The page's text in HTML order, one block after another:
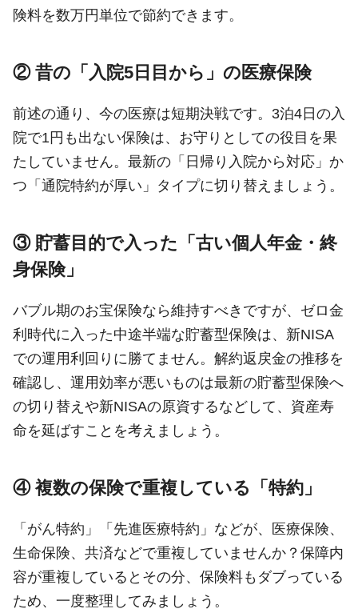
険料を数万円単位で節約できます。
② 昔の「入院5日目から」の医療保険
前述の通り、今の医療は短期決戦です。3泊4日の入
院で1円も出ない保険は、お守りとしての役目を果
たしていません。最新の「日帰り入院から対応」か
つ「通院特約が厚い」タイプに切り替えましょう。
③ 貯蓄目的で入った「古い個人年金・終
身保険」
バブル期のお宝保険なら維持すべきですが、ゼロ金
利時代に入った中途半端な貯蓄型保険は、新NISA
での運用利回りに勝てません。解約返戻金の推移を
確認し、運用効率が悪いものは最新の貯蓄型保険へ
の切り替えや新NISAの原資するなどして、資産寿
命を延ばすことを考えましょう。
④ 複数の保険で重複している「特約」
「がん特約」「先進医療特約」などが、医療保険、
生命保険、共済などで重複していませんか？保障内
容が重複しているとその分、保険料もダブっている
ため、一度整理してみましょう。